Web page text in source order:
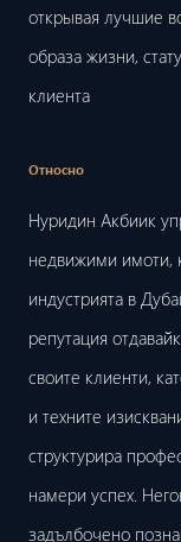
открывая лучшие
образа жизни,
клиента
Относно
Нуридин Акбиик
недвижими имоти,
индустрията в
репутация
своите клиенти,
и техните
структурира
намери успех.
задълбочено